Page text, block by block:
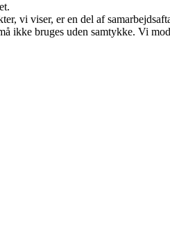
vi viser, er en del af
ikke bruges uden samtykke. Vi